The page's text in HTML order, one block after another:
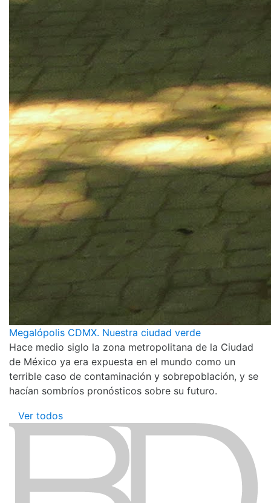
Megalópolis CDMX. Nuestra ciudad verde
Hace medio siglo la zona metropolitana de la Ciudad
de México ya era expuesta en el mundo como un
terrible caso de contaminación y sobrepoblación, y se
hacían sombríos pronósticos sobre su futuro.
Ver todos